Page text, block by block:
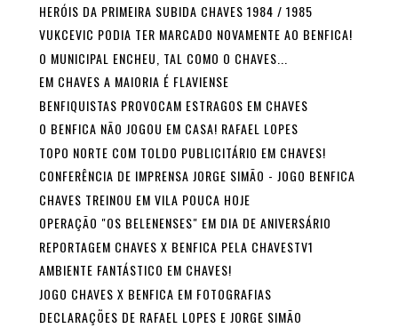
HERÓIS DA PRIMEIRA SUBIDA CHAVES 1984 / 1985
VUKCEVIC PODIA TER MARCADO NOVAMENTE AO BENFICA!
O MUNICIPAL ENCHEU, TAL COMO O CHAVES...
EM CHAVES A MAIORIA É FLAVIENSE
BENFIQUISTAS PROVOCAM ESTRAGOS EM CHAVES
O BENFICA NÃO JOGOU EM CASA! RAFAEL LOPES
TOPO NORTE COM TOLDO PUBLICITÁRIO EM CHAVES!
CONFERÊNCIA DE IMPRENSA JORGE SIMÃO - JOGO BENFICA
CHAVES TREINOU EM VILA POUCA HOJE
OPERAÇÃO "OS BELENENSES" EM DIA DE ANIVERSÁRIO
REPORTAGEM CHAVES X BENFICA PELA CHAVESTV1
AMBIENTE FANTÁSTICO EM CHAVES!
JOGO CHAVES X BENFICA EM FOTOGRAFIAS
DECLARAÇÕES DE RAFAEL LOPES E JORGE SIMÃO